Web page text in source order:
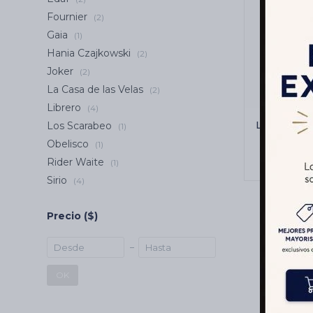
LA BOLA
Fournier (2)
Gaia (1)
Hania Czajkowski (2)
Joker (2)
La Casa de las Velas (2)
Librero (4)
Los Scarabeo (1)
Obelisco (1)
Rider Waite (1)
Sirio (4)
Precio ($)